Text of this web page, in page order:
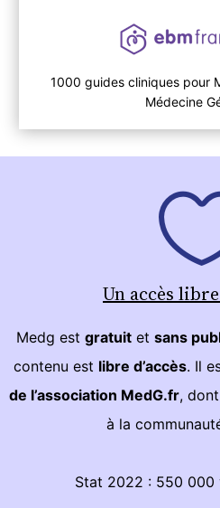
1000 guides cliniques pour
Médecine
Un accès
Medg est gratuitet sans
contenu est libre d’accès. Il
de l’association MedG.fr,
à la
Stat 2022 : 550 000